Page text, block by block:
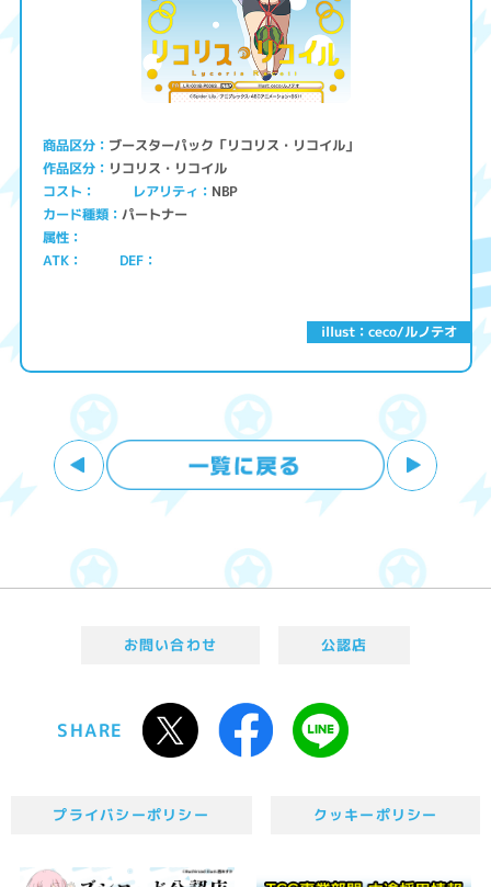
illust：ceco/ルノテオ
商品区分 ブースターパック「リコリス・リコイル」
作品区分 リコリス・リコイル
コスト レアリティ NBP
カード種類 パートナー
属性
ATK
DEF
お問い合わせ 公認店
SHARE
プライバシーポリシー クッキーポリシー